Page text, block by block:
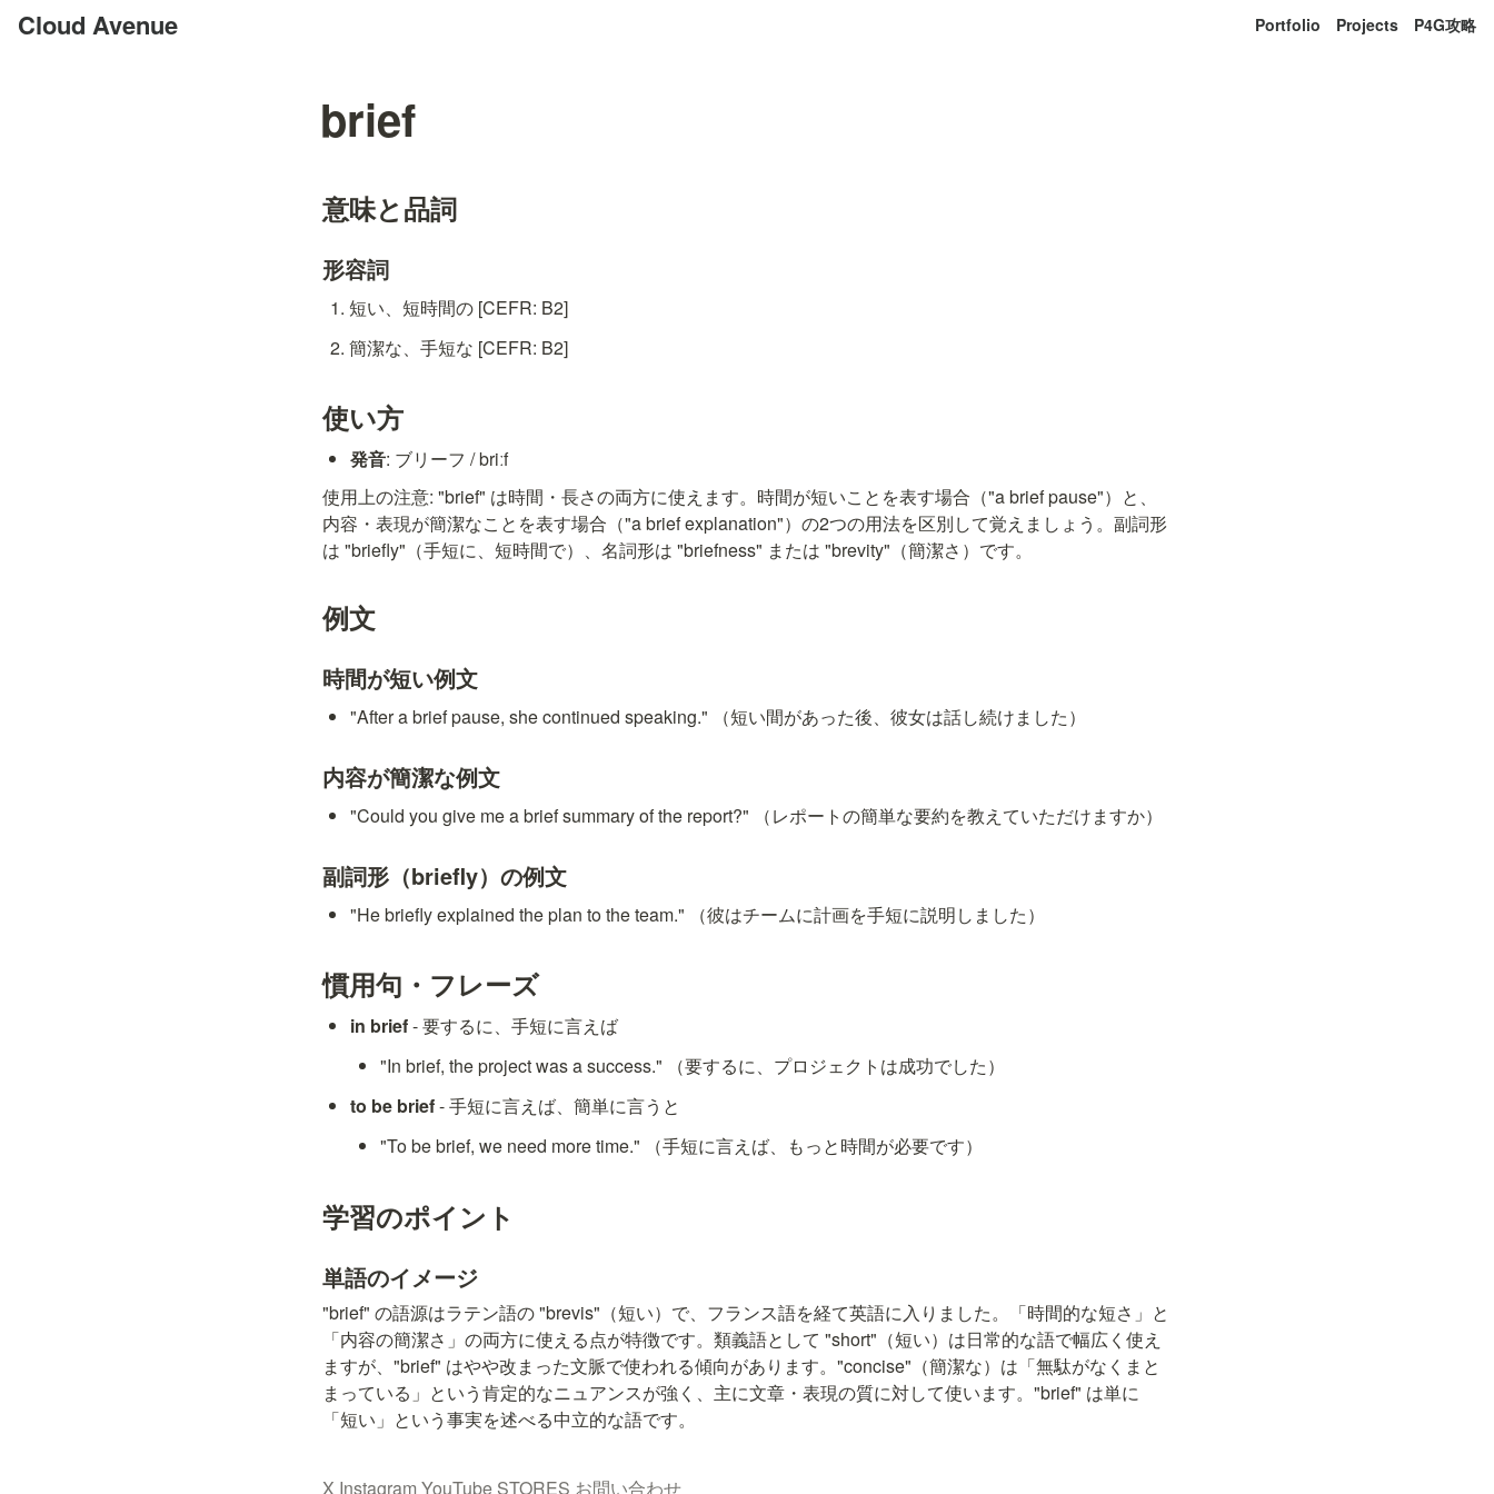
Cloud Avenue Portfolio Projects P4G攻略
brief
意味と品詞
形容詞
短い、短時間の [CEFR: B2]
簡潔な、手短な [CEFR: B2]
使い方
発音: ブリーフ / briːf
使用上の注意: "brief" は時間・長さの両方に使えます。時間が短いことを表す場合（"a brief pause"）と、
内容・表現が簡潔なことを表す場合（"a brief explanation"）の2つの用法を区別して覚えましょう。副詞形
は "briefly"（手短に、短時間で）、名詞形は "briefness" または "brevity"（簡潔さ）です。
例文
時間が短い例文
"After a brief pause, she continued speaking." （短い間があった後、彼女は話し続けました）
内容が簡潔な例文
"Could you give me a brief summary of the report?" （レポートの簡単な要約を教えていただけますか）
副詞形（briefly）の例文
"He briefly explained the plan to the team." （彼はチームに計画を手短に説明しました）
慣用句・フレーズ
in brief - 要するに、手短に言えば
"In brief, the project was a success." （要するに、プロジェクトは成功でした）
to be brief - 手短に言えば、簡単に言うと
"To be brief, we need more time." （手短に言えば、もっと時間が必要です）
学習のポイント
単語のイメージ
"brief" の語源はラテン語の "brevis"（短い）で、フランス語を経て英語に入りました。「時間的な短さ」と
「内容の簡潔さ」の両方に使える点が特徴です。類義語として "short"（短い）は日常的な語で幅広く使え
ますが、"brief" はやや改まった文脈で使われる傾向があります。"concise"（簡潔な）は「無駄がなくまと
まっている」という肯定的なニュアンスが強く、主に文章・表現の質に対して使います。"brief" は単に
「短い」という事実を述べる中立的な語です。
X Instagram YouTube STORES お問い合わせ